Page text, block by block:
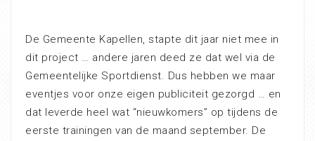
De Gemeente Kapellen, stapte dit jaar niet mee in
dit project … andere jaren deed ze dat wel via de
Gemeentelijke Sportdienst. Dus hebben we maar
eventjes voor onze eigen publiciteit gezorgd … en
dat leverde heel wat “nieuwkomers” op tijdens de
eerste trainingen van de maand september. De